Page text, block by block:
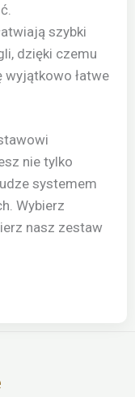
szybki
dzięki czemu
wyjątkowo łatwe
nie tylko
systemem
Wybierz
nasz zestaw